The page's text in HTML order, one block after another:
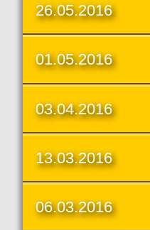
26.05.2016
01.05.2016
03.04.2016
13.03.2016
06.03.2016